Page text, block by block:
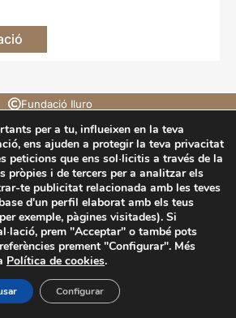
Fundació Iluro
2n 08301 Mataró (Barcelona)
74
tac.orulioicadnuf
@oicadnuf
Cookies Privacitat Politica de XX.SS.
per a tu, influeixen en la teva
ens ajuden a protegir la teva privacitat
peticions que ens sol·licitis a través de la
pròpies i de tercers per a analitzar els
te publicitat relacionada amb les teves
d'un perfil elaborat amb els teus
exemple, pàgines visitades). Si
prem "Acceptar" o també pots
prement "Configurar". Més
Política de cookies.
Configurar